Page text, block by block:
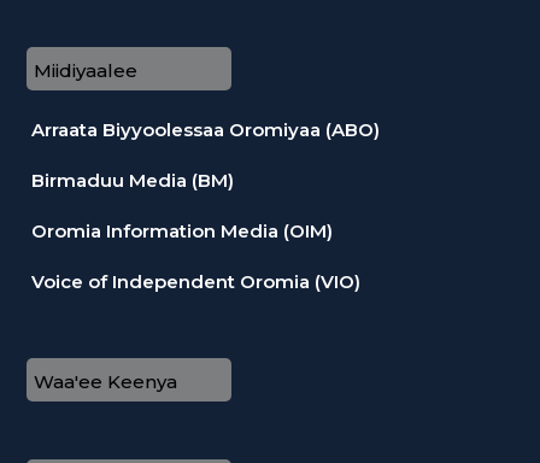
Miidiyaalee
Arraata Biyyoolessaa Oromiyaa (ABO)
Birmaduu Media (BM)
Oromia Information Media (OIM)
Voice of Independent Oromia (VIO)
Waa'ee Keenya